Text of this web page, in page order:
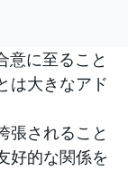
意に至ること
は大きなアド
張されること
好的な関係を